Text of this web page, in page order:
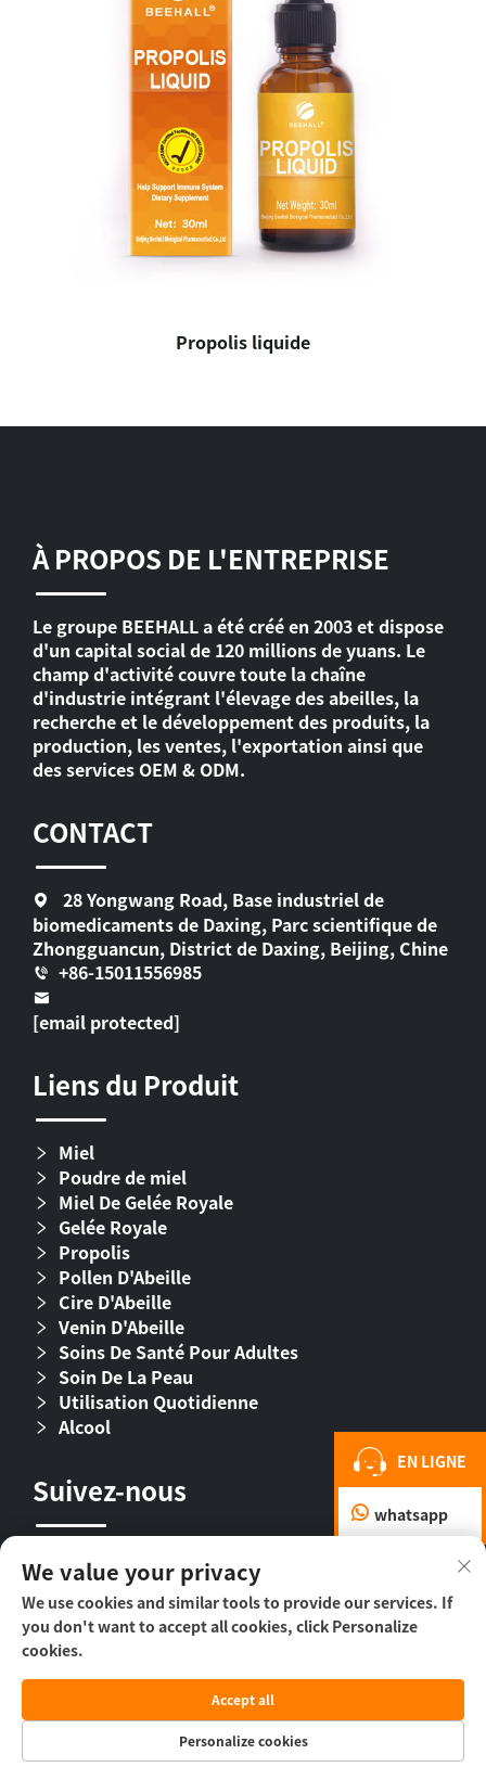
Propolis liquide
EN LIGNE
whatsapp
À PROPOS DE L'ENTREPRISE
Le groupe BEEHALL a été créé en 2003 et dispose
d'un capital social de 120 millions de yuans. Le
champ d'activité couvre toute la chaîne
d'industrie intégrant l'élevage des abeilles, la
recherche et le développement des produits, la
production, les ventes, l'exportation ainsi que
des services OEM & ODM.
CONTACT
28 Yongwang Road, Base industriel de
biomedicaments de Daxing, Parc scientifique de
Zhongguancun, District de Daxing, Beijing, Chine
+86-15011556985
[email protected]
Liens du Produit
Miel
Poudre de miel
Miel De Gelée Royale
Gelée Royale
Propolis
Pollen D'Abeille
Cire D'Abeille
Venin D'Abeille
Soins De Santé Pour Adultes
Soin De La Peau
Utilisation Quotidienne
Alcool
Suivez-nous
Droit d’auteur © 2026 Beijing Beehall Biological
Pharmaceutical Co., Ltd. -
confidentialité
We value your privacy
We use cookies and similar tools to provide our services. If
you don't want to accept all cookies, click Personalize
cookies.
Personalize cookies
Accept all